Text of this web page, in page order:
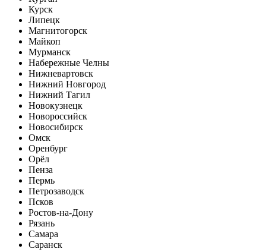
Курск
Липецк
Магнитогорск
Майкоп
Мурманск
Набережные Челны
Нижневартовск
Нижний Новгород
Нижний Тагил
Новокузнецк
Новороссийск
Новосибирск
Омск
Оренбург
Орёл
Пенза
Пермь
Петрозаводск
Псков
Ростов-на-Дону
Рязань
Самара
Саранск